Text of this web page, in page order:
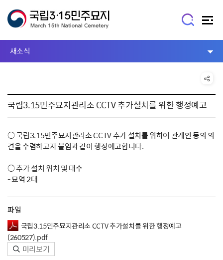
새소식
국립3.15민주묘지관리소 CCTV 추가설치를 위한 행정예고
○ 국립3.15민주묘지관리소 CCTV 추가 설치를 위하여 관계인 등의 의
견을 수렴하고자 붙임과 같이 행정예고합니다.
○ 추가 설치 위치 및 대수
- 묘역 2대
파일
국립3.15민주묘지관리소 CCTV 추가설치를 위한 행정예고
(260527).pdf
미리보기